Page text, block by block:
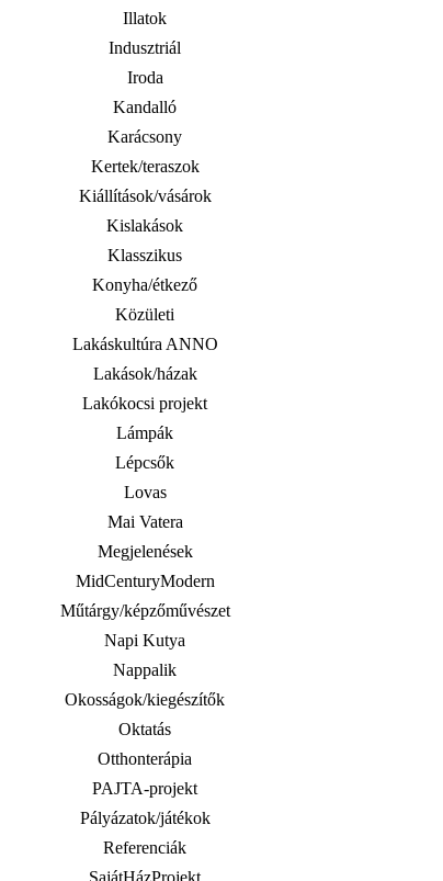
Illatok
Indusztriál
Iroda
Kandalló
Karácsony
Kertek/teraszok
Kiállítások/vásárok
Kislakások
Klasszikus
Konyha/étkező
Közületi
Lakáskultúra ANNO
Lakások/házak
Lakókocsi projekt
Lámpák
Lépcsők
Lovas
Mai Vatera
Megjelenések
MidCenturyModern
Műtárgy/képzőművészet
Napi Kutya
Nappalik
Okosságok/kiegészítők
Oktatás
Otthonterápia
PAJTA-projekt
Pályázatok/játékok
Referenciák